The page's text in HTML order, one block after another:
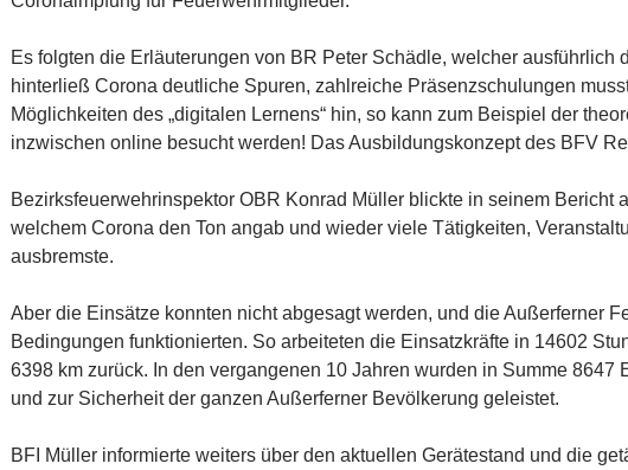
Es folgten die Erläuterungen von BR Peter Schädle, welcher
hinterließ Corona deutliche Spuren, zahlreiche Präsenzschulungen
Möglichkeiten des „digitalen Lernens“ hin, so kann zum Beispiel der
inzwischen online besucht werden! Das Ausbildungskonzept des BFV
Bezirksfeuerwehrinspektor OBR Konrad Müller blickte in seinem Bericht
welchem Corona den Ton angab und wieder viele Tätigkeiten,
ausbremste.
Aber die Einsätze konnten nicht abgesagt werden, und die Außerferner
Bedingungen funktionierten. So arbeiteten die Einsatzkräfte in 14602
6398 km zurück. In den vergangenen 10 Jahren wurden in Summe
und zur Sicherheit der ganzen Außerferner Bevölkerung geleistet.
BFI Müller informierte weiters über den aktuellen Gerätestand und die